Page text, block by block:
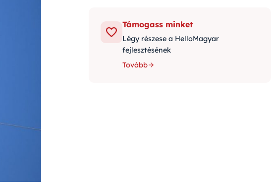
Támogass minket
Légy részese a HelloMagyar
fejlesztésének
Tovább